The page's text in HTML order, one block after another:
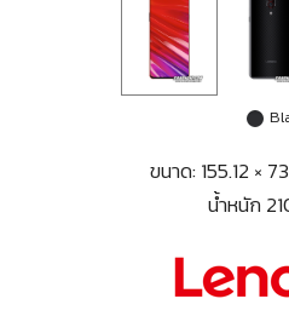
ขนาด: 155.12 ×
น้ำหนัก